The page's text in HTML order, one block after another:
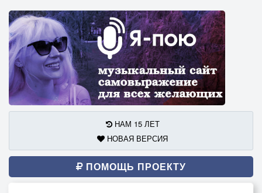
НАМ 15 ЛЕТ
НОВАЯ ВЕРСИЯ
ПОМОЩЬ ПРОЕКТУ